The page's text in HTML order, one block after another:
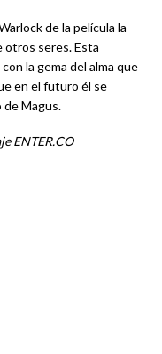
de la película la
otros seres. Esta
la gema del alma que
en el futuro él se
de Magus.
ENTER.CO